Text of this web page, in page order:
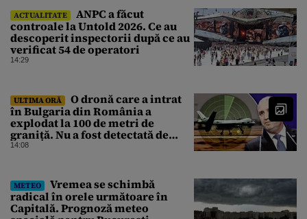
ACTUALITATE
ANPC a făcut
controale la Untold 2026. Ce au
descoperit inspectorii după ce au
verificat 54 de operatori
14:29
ULTIMA ORĂ
O dronă care a intrat
în Bulgaria din România a
explodat la 100 de metri de
graniță. Nu a fost detectată de
radare. Reacția MApN
14:08
METEO
Vremea se schimbă
radical în orele următoare în
Capitală. Prognoză meteo